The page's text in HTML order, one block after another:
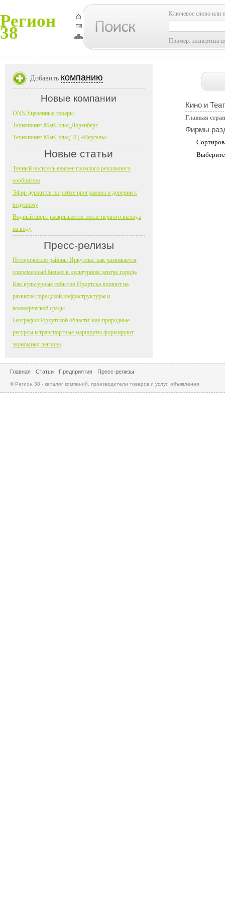
Регион
38
Ключевое слово или
Пример: экспертиза
Кино и
Главная
Фирмы
Добавить компанию
Новые компании
DNS Уцененные товары
Технопоинт МагСклад Доренберг
Технопоинт МагСклад ТЦ «Версаль»
Новые статьи
Точный носитель важнее громкого рекламного
сообщения
Эфир держится на ритме программы и доверии к
ведущему
Водный спорт раскрывается после первого выхода
на воду
Пресс-релизы
Исторические районы Иркутска: как развивается
современный бизнес в культурном центре города
Как культурные события Иркутска влияют на
развитие городской инфраструктуры и
коммерческой среды
География Иркутской области: как природные
ресурсы и транспортные маршруты формируют
экономику региона
Главная Статьи Предприятия Пресс-релизы
© Регион 38 - каталог компаний, производители товаров и услуг, объявления